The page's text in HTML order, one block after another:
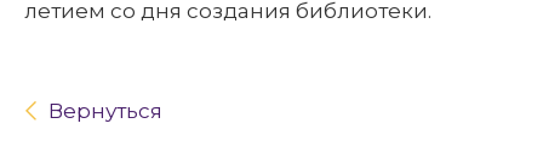
летием со дня создания библиотеки.
Вернуться